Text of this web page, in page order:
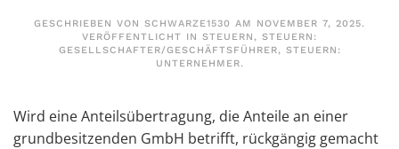
GESCHRIEBEN VON SCHWARZE1530 AM NOVEMBER 7, 2025.
VERÖFFENTLICHT IN STEUERN, STEUERN:
GESELLSCHAFTER/GESCHÄFTSFÜHRER, STEUERN:
UNTERNEHMER.
Wird eine Anteilsübertragung, die Anteile an einer
grundbesitzenden GmbH betrifft, rückgängig gemacht